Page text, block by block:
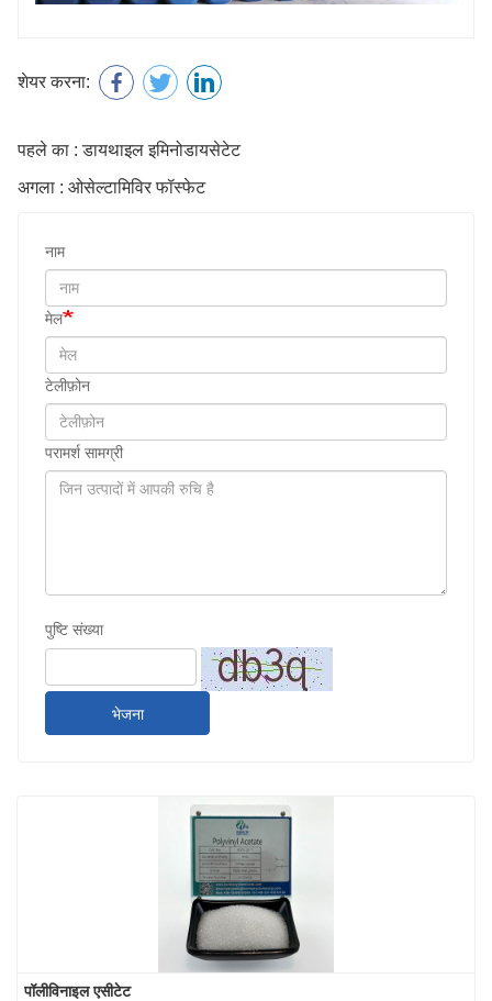
शेयर करना:
पहले का : डायथाइल इमिनोडायसेटेट
अगला : ओसेल्टामिविर फॉस्फेट
नाम
मेल
टेलीफ़ोन
परामर्श सामग्री
पुष्टि संख्या
भेजना
पॉलीविनाइल एसीटेट